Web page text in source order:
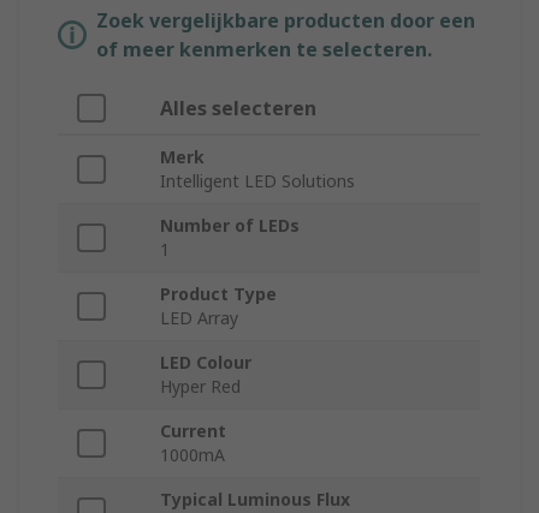
Zoek vergelijkbare producten door een
of meer kenmerken te selecteren.
Alles selecteren
Merk
Intelligent LED Solutions
Number of LEDs
1
Product Type
LED Array
LED Colour
Hyper Red
Current
1000mA
Typical Luminous Flux